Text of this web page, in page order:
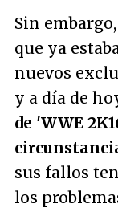
Sin
que ya
nuevos
y a día de
de 'WWE
sus fallos
los